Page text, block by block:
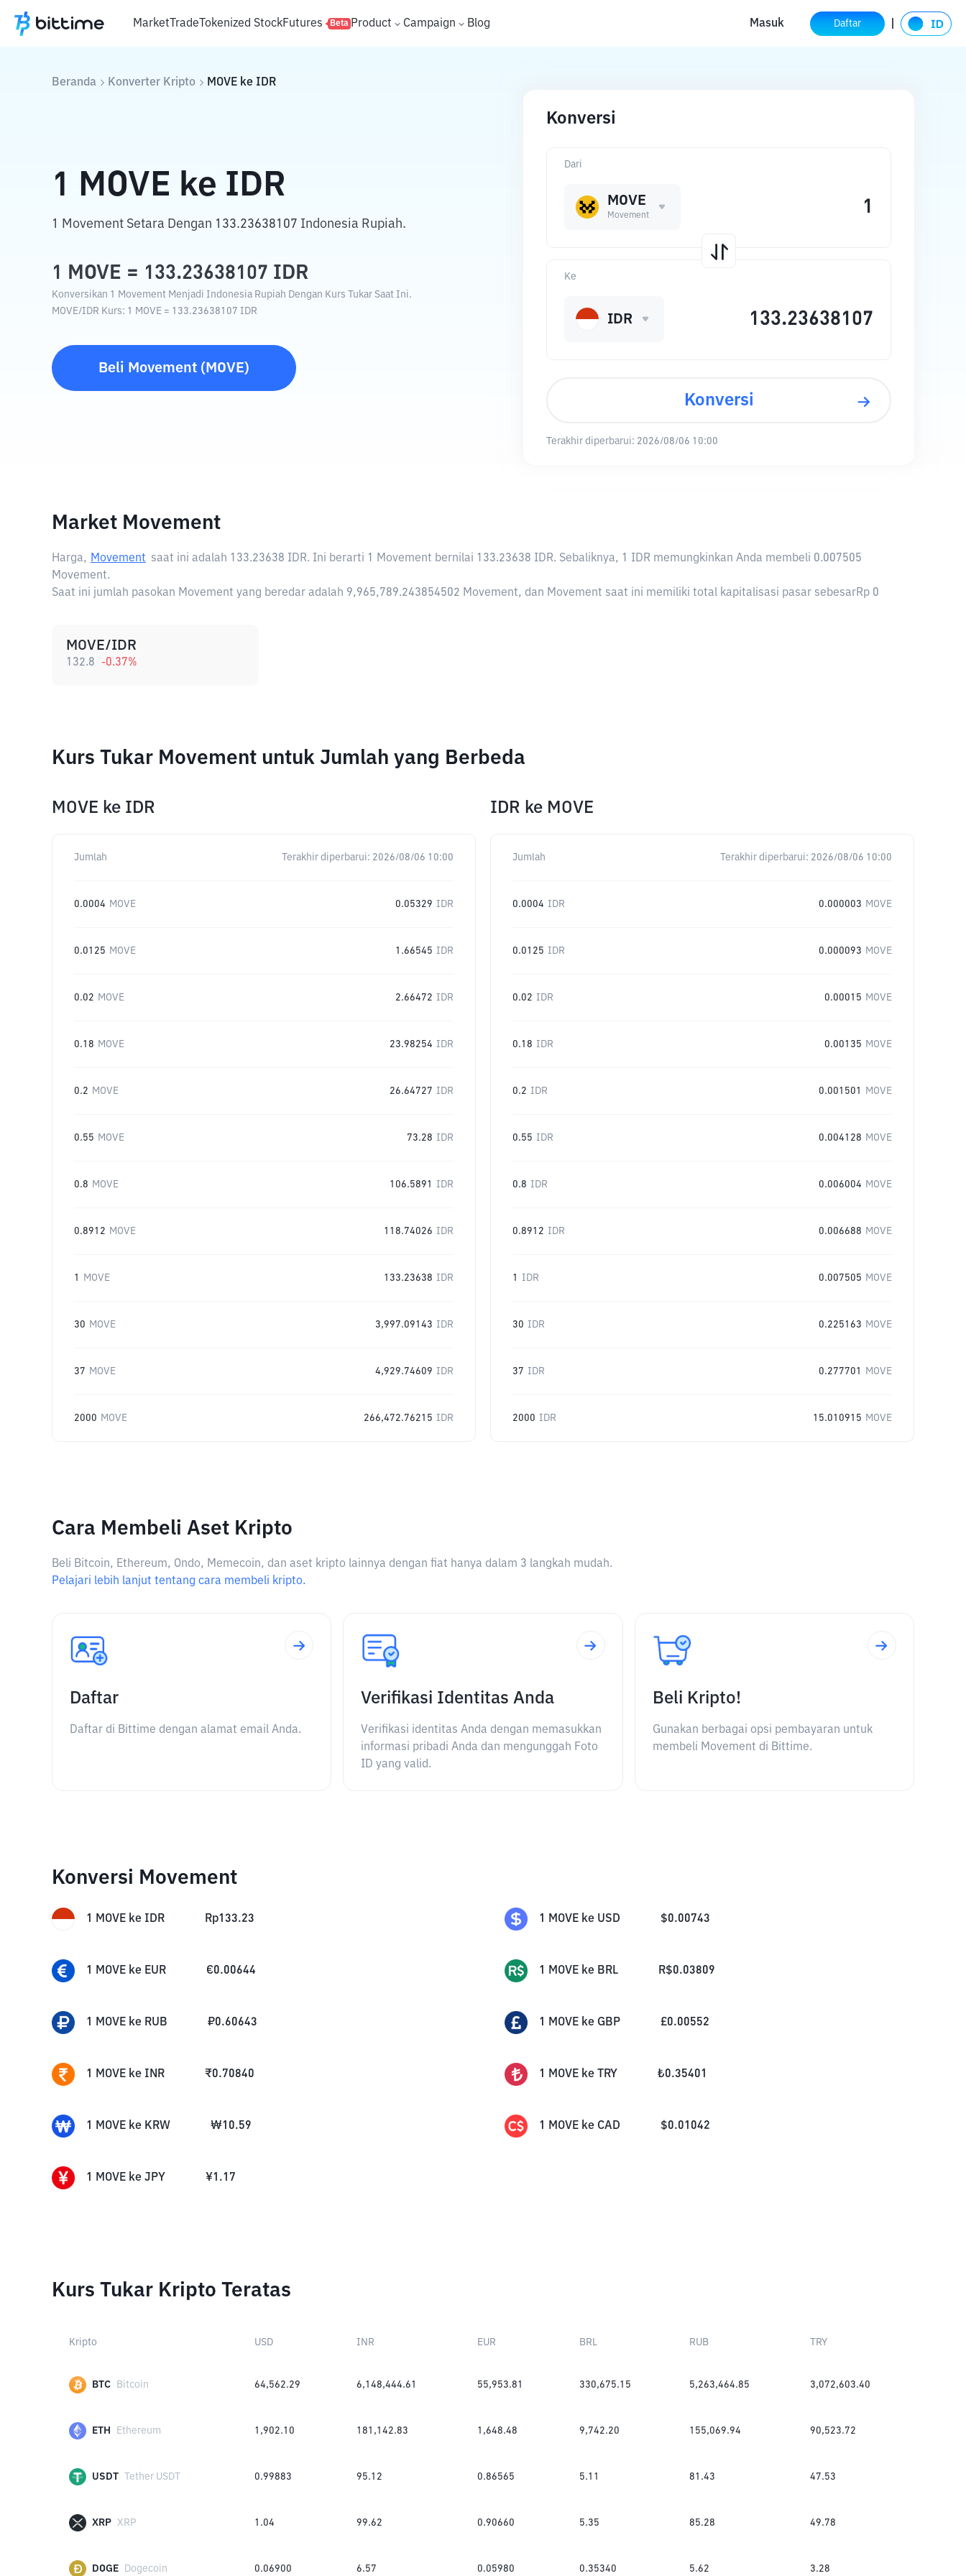
MarketTradeTokenized StockFutures Beta Product Campaign Blog Masuk Daftar
Beranda Konverter Kripto MOVE ke IDR
1 MOVE ke IDR
1 Movement Setara Dengan 133.23638107 Indonesia Rupiah.
1 MOVE = 133.23638107 IDR
Konversikan 1 Movement Menjadi Indonesia Rupiah Dengan Kurs Tukar Saat Ini.
MOVE/IDR Kurs: 1 MOVE = 133.23638107 IDR
Beli Movement ( MOVE)
Konversi
Dari
MOVE
Movement
Ke
IDR
Konversi
Terakhir diperbarui: 2026/08/06 10:00
Market Movement
Harga, Movement saat ini adalah 133.23638 IDR. Ini berarti 1 Movement bernilai 133.23638 IDR. Sebaliknya, 1 IDR memungkinkan Anda membeli 0.007505
Movement.
Saat ini jumlah pasokan Movement yang beredar adalah 9,965,789.243854502 Movement, dan Movement saat ini memiliki total kapitalisasi pasar sebesarRp 0
MOVE/IDR
132.8 -0.37%
Kurs Tukar Movement untuk Jumlah yang Berbeda
MOVE ke IDR
Jumlah Terakhir diperbarui: 2026/08/06 10:00
0.0004 MOVE 0.05329 IDR
0.0125 MOVE 1.66545 IDR
0.02 MOVE 2.66472 IDR
0.18 MOVE 23.98254 IDR
0.2 MOVE 26.64727 IDR
0.55 MOVE 73.28 IDR
0.8 MOVE 106.5891 IDR
0.8912 MOVE 118.74026 IDR
1 MOVE 133.23638 IDR
30 MOVE 3,997.09143 IDR
37 MOVE 4,929.74609 IDR
2000 MOVE 266,472.76215 IDR
IDR ke MOVE
Jumlah Terakhir diperbarui: 2026/08/06 10:00
0.0004 IDR 0.000003 MOVE
0.0125 IDR 0.000093 MOVE
0.02 IDR 0.00015 MOVE
0.18 IDR 0.00135 MOVE
0.2 IDR 0.001501 MOVE
0.55 IDR 0.004128 MOVE
0.8 IDR 0.006004 MOVE
0.8912 IDR 0.006688 MOVE
1 IDR 0.007505 MOVE
30 IDR 0.225163 MOVE
37 IDR 0.277701 MOVE
2000 IDR 15.010915 MOVE
Cara Membeli Aset Kripto
Beli Bitcoin, Ethereum, Ondo, Memecoin, dan aset kripto lainnya dengan fiat hanya dalam 3 langkah mudah.
Pelajari lebih lanjut tentang cara membeli kripto.
Daftar
Daftar di Bittime dengan alamat email Anda.
Verifikasi Identitas Anda
Verifikasi identitas Anda dengan memasukkan
informasi pribadi Anda dan mengunggah Foto
ID yang valid.
Beli Kripto!
Gunakan berbagai opsi pembayaran untuk
membeli Movement di Bittime.
Konversi Movement
1 MOVE ke IDR Rp133.23 1 MOVE ke USD $0.00743
1 MOVE ke EUR €0.00644 1 MOVE ke BRL R$0.03809
1 MOVE ke RUB ₽0.60643 1 MOVE ke GBP £0.00552
1 MOVE ke INR ₹0.70840 1 MOVE ke TRY ₺0.35401
1 MOVE ke KRW ₩10.59 1 MOVE ke CAD $0.01042
1 MOVE ke JPY ¥1.17
Kurs Tukar Kripto Teratas
Kripto USD INR EUR BRL RUB TRY
BTC Bitcoin 64,562.29 6,148,444.61 55,953.81 330,675.15 5,263,464.85 3,072,603.40
ETH Ethereum 1,902.10 181,142.83 1,648.48 9,742.20 155,069.94 90,523.72
USDT Tether USDT 0.99883 95.12 0.86565 5.11 81.43 47.53
XRP XRP 1.04 99.62 0.90660 5.35 85.28 49.78
DOGE Dogecoin 0.06900 6.57 0.05980 0.35340 5.62 3.28